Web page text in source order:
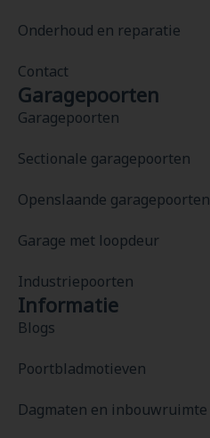
Onderhoud en reparatie
Contact
Garagepoorten
Garagepoorten
Sectionale garagepoorten
Openslaande garagepoorten
Garage met loopdeur
Industriepoorten
Informatie
Blogs
Poortbladmotieven
Dagmaten en inbouwruimte